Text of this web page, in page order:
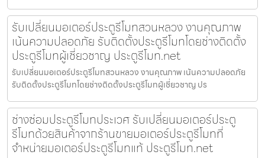
รับเปลี่ยนมอเตอร์ประตูรีโมทสวนหลวง งานคุณภาพ
เน้นความปลอดภัย รับติดตั้งประตูรีโมทโดยช่างติดตั้ง
ประตูรีโมทผู้เชี่ยวชาญ ประตูรีโมท.net
รับเปลี่ยนมอเตอร์ประตูรีโมทสวนหลวง งานคุณภาพ เน้นความปลอดภัย
รับติดตั้งประตูรีโมทโดยช่างติดตั้งประตูรีโมทผู้เชี่ยวชาญ ปร
ช่างซ่อมประตูรีโมทประเวศ รับเปลี่ยนมอเตอร์ประตู
รีโมทด้วยสินค้าจากร้านขายมอเตอร์ประตูรีโมทที่
จำหน่ายมอเตอร์ประตูรีโมทแท้ ประตูรีโมท.net